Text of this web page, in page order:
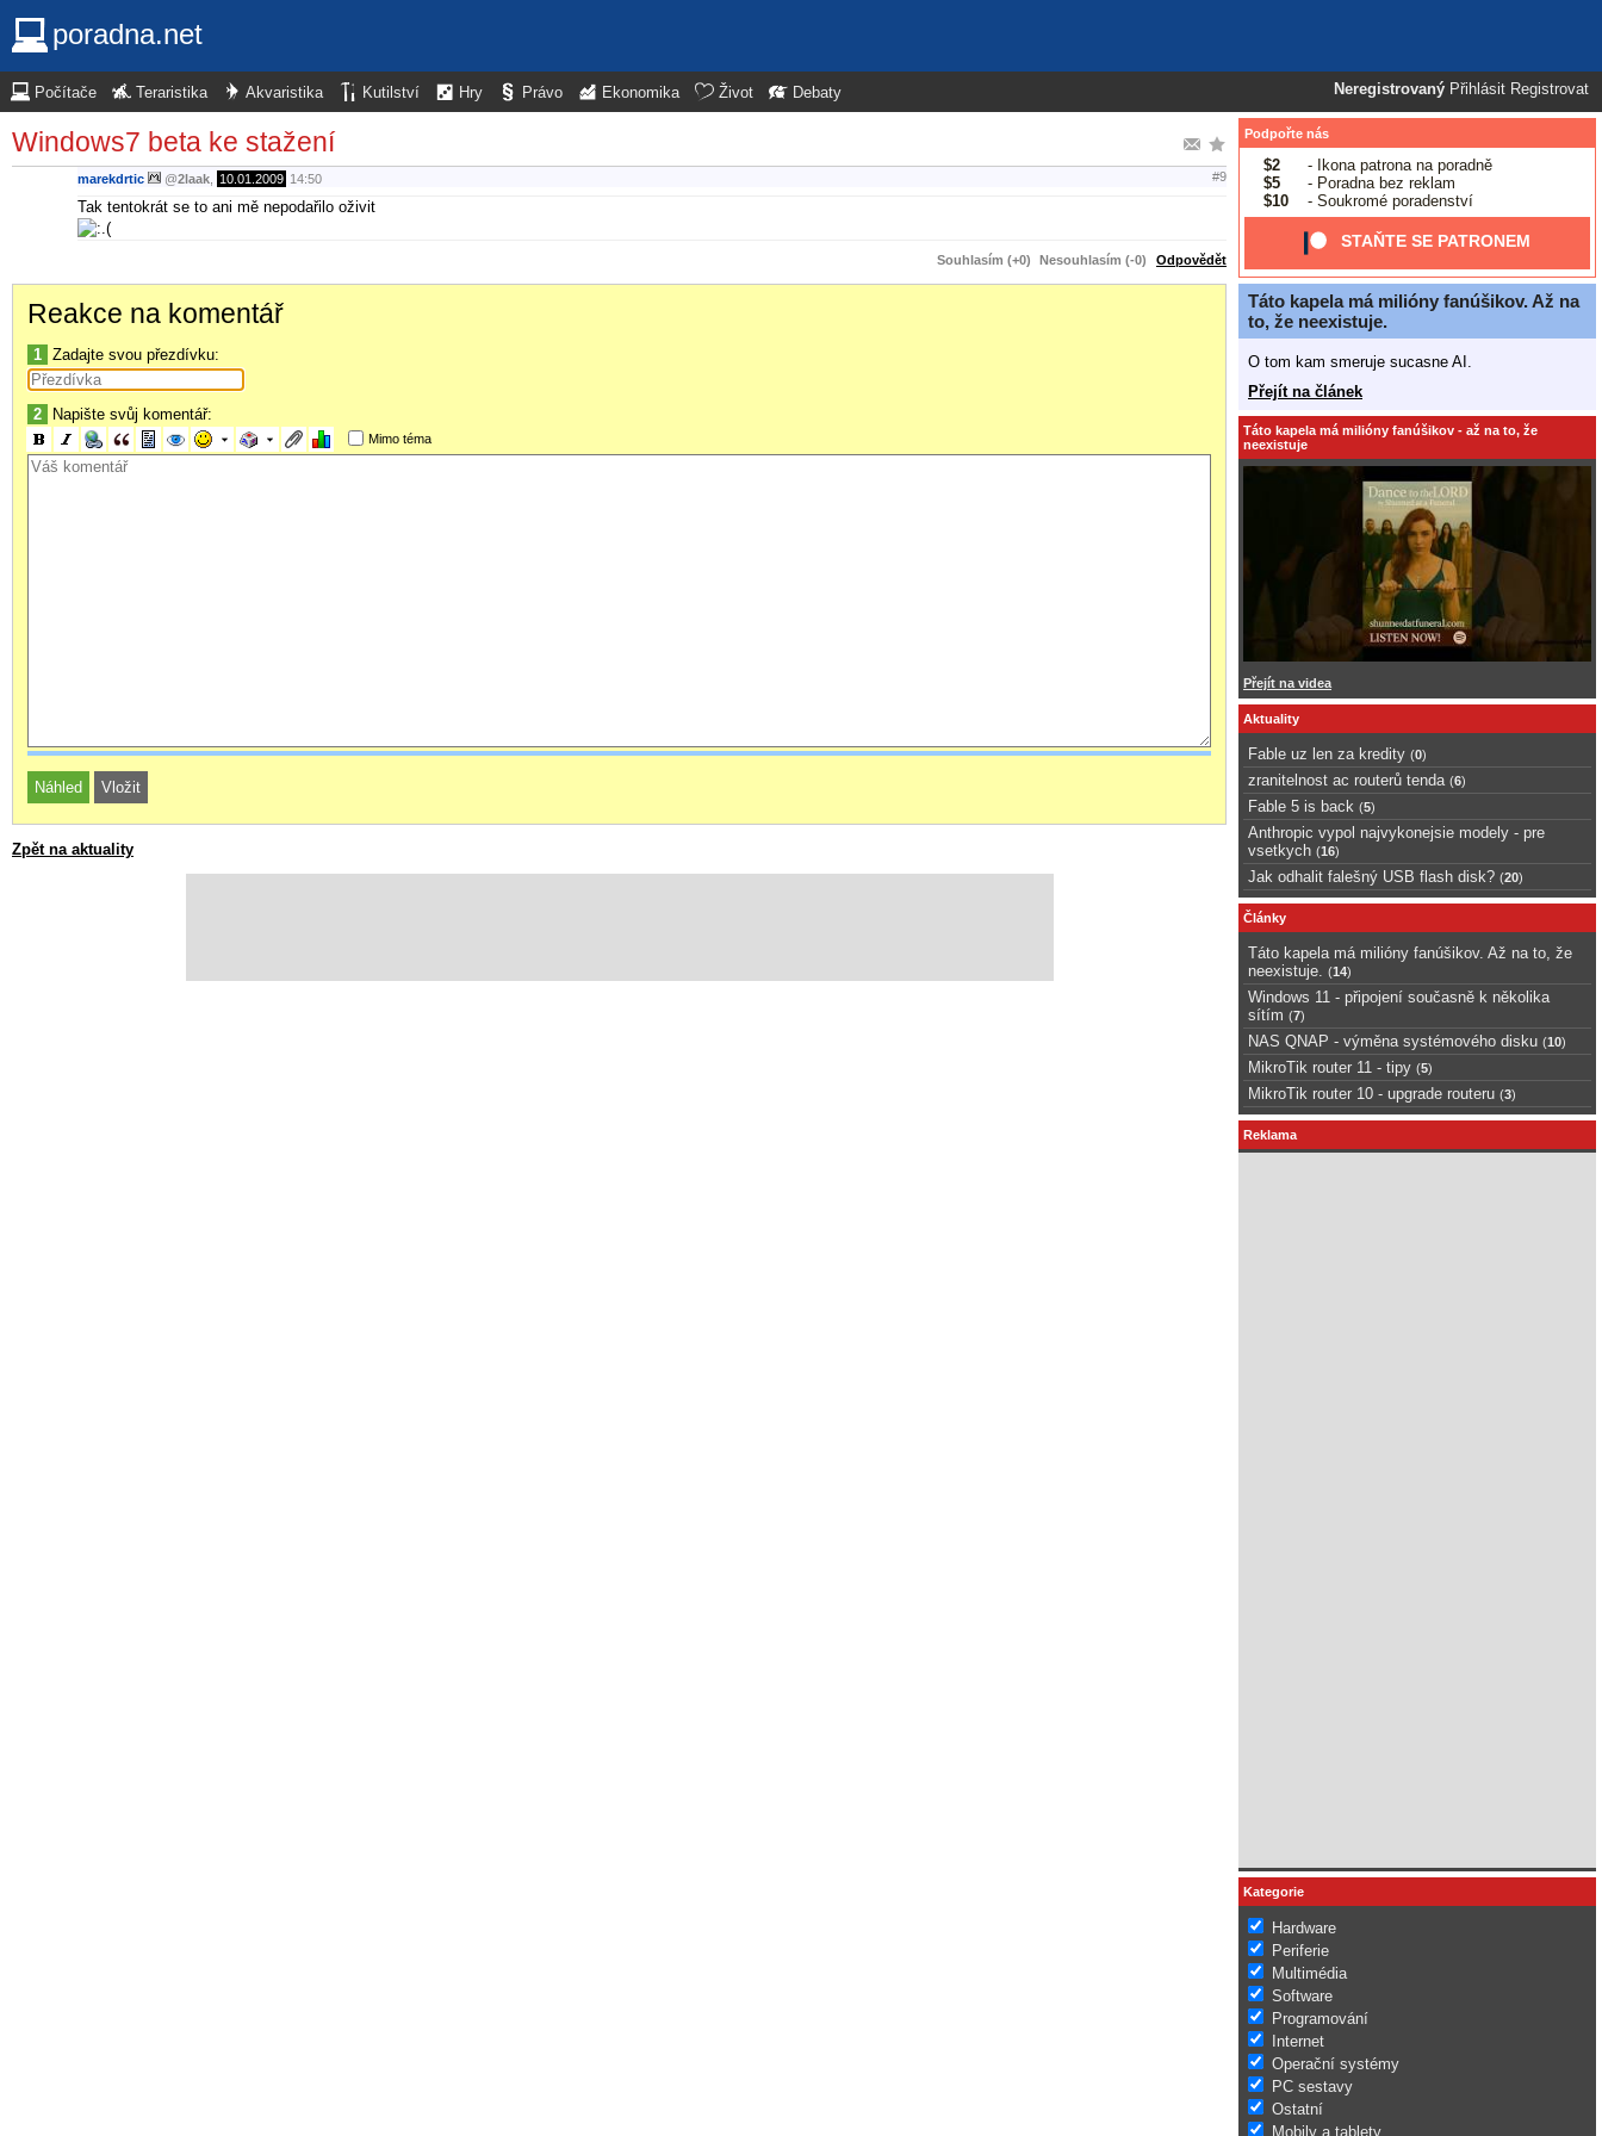
poradna.net
Neregistrovaný Přihlásit Registrovat
Počítače Teraristika Akvaristika Kutilství Hry Právo Ekonomika Život Debaty
Windows7 beta ke stažení
marekdrtic @2laak 10.01.2009 14:50 #9
Tak tentokrát se to ani mě nepodařilo oživit
Souhlasím (+0) Nesouhlasím (-0) Odpovědět
Reakce na komentář
1 Zadajte svou přezdívku:
2 Napište svůj komentář:
Mimo téma
Zpět na aktuality
Podpořte nás
$2
- Ikona patrona na poradně
$5
- Poradna bez reklam
$10
- Soukromé poradenství
STAŇTE SE PATRONEM
Táto kapela má milióny fanúšikov. Až na
to, že neexistuje.
O tom kam smeruje sucasne AI.
Přejít na článek
Táto kapela má milióny fanúšikov - až na to, že
neexistuje
Přejít na videa
Aktuality
Fable uz len za kredity (0)
zranitelnost ac routerů tenda (6)
Fable 5 is back (5)
Anthropic vypol najvykonejsie modely - pre
vsetkych (16)
Jak odhalit falešný USB flash disk? (20)
Články
Táto kapela má milióny fanúšikov. Až na to, že
neexistuje.
(14)
Windows 11 - připojení současně k několika
sítím (7)
NAS QNAP - výměna systémového disku (10)
MikroTik router 11 - tipy (5)
MikroTik router 10 - upgrade routeru (3)
Reklama
Kategorie
Hardware
Periferie
Multimédia
Software
Programování
Internet
Operační systémy
PC sestavy
Ostatní
Mobily a tablety